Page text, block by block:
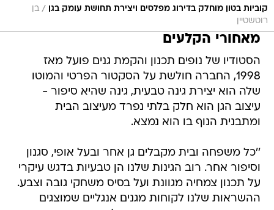
קוביות בטון מוחלק בדירוג מפלסים ויצירת תחושת עומק בגן / בן
רוטשטיין
מאחורי הקלעים
הסטודיו של נופים תכנון והקמת גנים פועל מאז
1998, החברה חולשת על הסקטור הפרטי והמוטו
שלה הוא יצירת גינה טבעית, גינה שהיא סיפור -
עיצוב הגן הוא חלק בלתי נפרד מעיצוב הבית
ומתבנית הנוף בו הוא נמצא.
''כל משפחה ובית מקבלים גן אחר ובעל אופי, סגנון
וסיפור אחר. רוב הגינות שלנו הן טבעיות בדגש עיקרי
על תכנון צמחיה מגוונת ועל בסיס משחקי גובה וצבע.
ההשראות שלנו לקוחות מגנים אנגליים שמוצגים